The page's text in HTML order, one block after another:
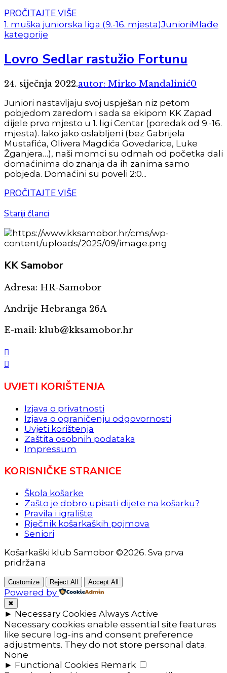
PROČITAJTE VIŠE
1. muška juniorska liga (9.-16. mjesta)JunioriMlađe
kategorije
Lovro Sedlar rastužio Fortunu
24. siječnja 2022.autor: Mirko Mandalinić0
Juniori nastavljaju svoj uspješan niz petom
pobjedom zaredom i sada sa ekipom KK Zapad
dijele prvo mjesto u 1. ligi Centar (poredak od 9.-16.
mjesta). Iako jako oslabljeni (bez Gabrijela
Mustafića, Olivera Magdića Govedarice, Luke
Žganjera…), naši momci su odmah od početka dali
domaćinima do znanja da ih zanima samo
pobjeda. Domaćini su poveli 2:0...
PROČITAJTE VIŠE
Stariji članci
KKSamobor
Adresa: HR-Samobor
Andrije Hebranga 26A
E-mail: klub@kksamobor.hr
UVJETI KORIŠTENJA
Izjava o privatnosti
Izjava o ograničenju odgovornosti
Uvjeti korištenja
Zaštita osobnih podataka
Impressum
KORISNIČKE STRANICE
Škola košarke
Zašto je dobro upisati dijete na košarku?
Pravila i igralište
Rječnik košarkaških pojmova
Seniori
Košarkaški klub Samobor ©2026. Sva prva
pridržana
Customize Reject All Accept All
Powered by
✖
► Necessary Cookies Always Active
Necessary cookies enable essential site features
like secure log-ins and consent preference
adjustments. They do not store personal data.
None
► Functional Cookies Remark